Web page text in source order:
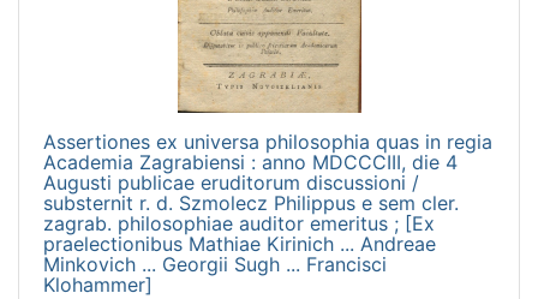
Assertiones ex universa philosophia quas in regia
Academia Zagrabiensi : anno MDCCCIII, die 4
Augusti publicae eruditorum discussioni /
substernit r. d. Szmolecz Philippus e sem cler.
zagrab. philosophiae auditor emeritus ; [Ex
praelectionibus Mathiae Kirinich ... Andreae
Minkovich ... Georgii Sugh ... Francisci
Klohammer]